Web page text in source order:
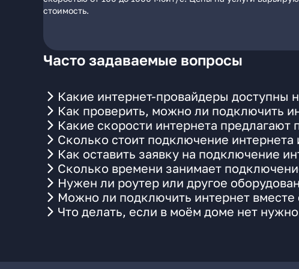
стоимость.
Часто задаваемые вопросы
Какие интернет-провайдеры доступны
Как проверить, можно ли подключить
Какие скорости интернета
Сколько стоит подключение интернета
Как оставить заявку на подключение
Сколько времени занимает
Нужен ли роутер или другое
Можно ли подключить интернет
Что делать, если в моём доме нет